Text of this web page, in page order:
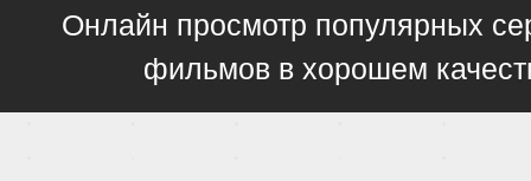
Онлайн просмотр популярных
фильмов в хорошем